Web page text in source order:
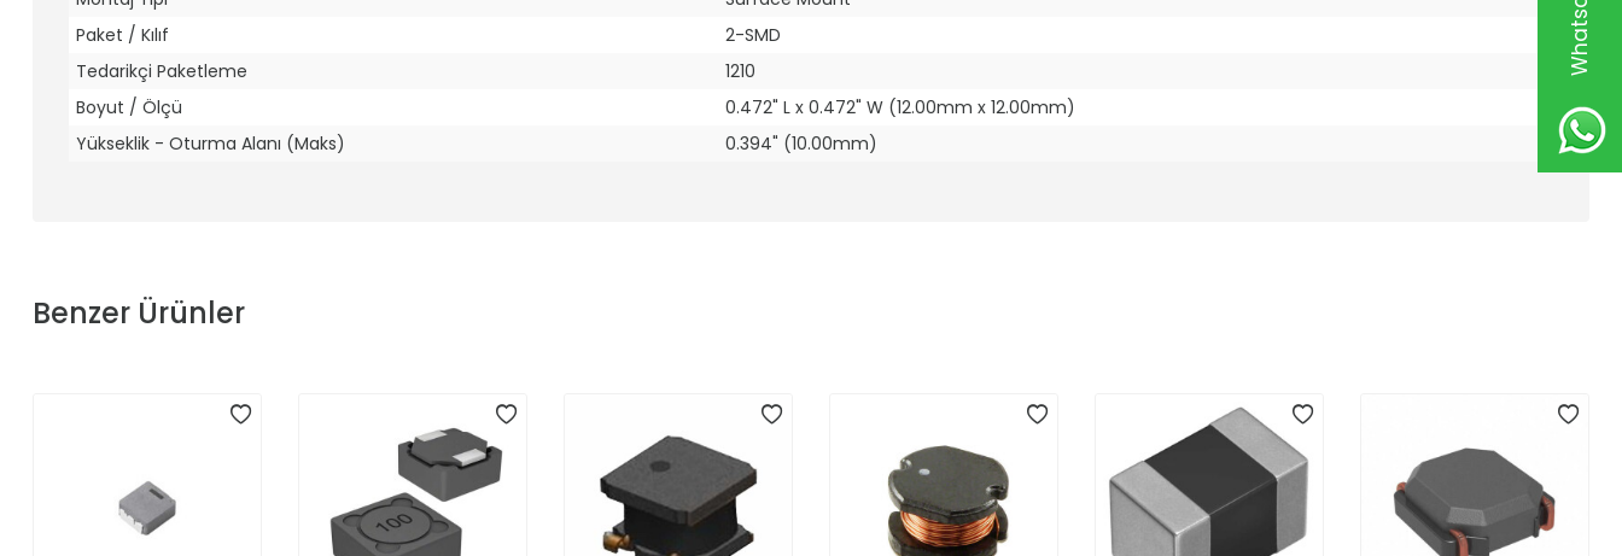
Paket / Kılıf
2-SMD
Tedarikçi Paketleme
1210
Boyut / Ölçü
0.472" L x 0.472" W (12.00mm x 12.00mm)
Yükseklik - Oturma Alanı (Maks)
0.394" (10.00mm)
Benzer Ürünler